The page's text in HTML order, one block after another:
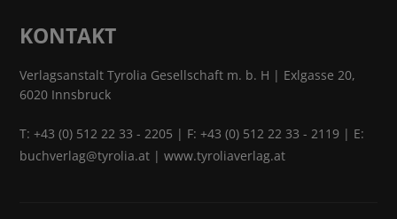
KONTAKT
Verlagsanstalt Tyrolia Gesellschaft m. b. H | Exlgasse 20,
6020 Innsbruck
T:+43 (0) 512 22 33 - 2205 | F: +43 (0) 512 22 33 - 2119 | E:
buchverlag@tyrolia.at |www.tyroliaverlag.at